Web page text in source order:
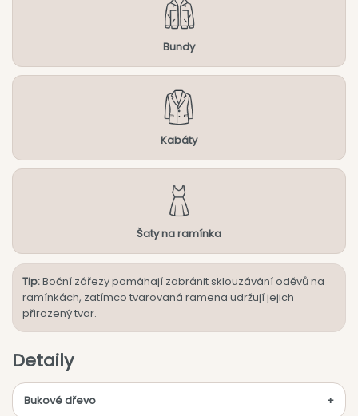
Bundy
Kabáty
Šaty na ramínka
Tip:Boční zářezy pomáhají zabránit sklouzávání oděvů na
ramínkách, zatímco tvarovaná ramena udržují jejich
přirozený tvar.
Detaily
Bukové dřevo